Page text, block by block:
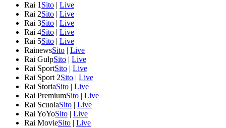
Rai 1 Sito | Live
Rai 2Sito | Live
Rai 3Sito | Live
Rai 4Sito | Live
Rai 5Sito | Live
RainewsSito | Live
Rai GulpSito | Live
Rai SportSito | Live
Rai Sport 2Sito | Live
Rai StoriaSito | Live
Rai PremiumSito | Live
Rai ScuolaSito | Live
Rai YoYoSito | Live
Rai MovieSito | Live